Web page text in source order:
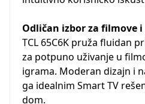
Odličan izbor za filmove
TCL 65C6K pruža fluidan
za potpuno uživanje u
igrama. Moderan dizajn i
ga idealnim Smart TV
dom.